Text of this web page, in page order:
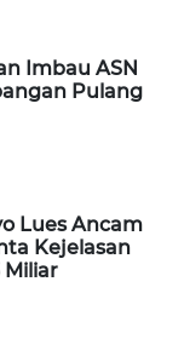
Imbau ASN
Pulang
Lues Ancam
Kejelasan
Miliar